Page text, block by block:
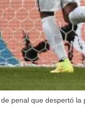
penal que despertó